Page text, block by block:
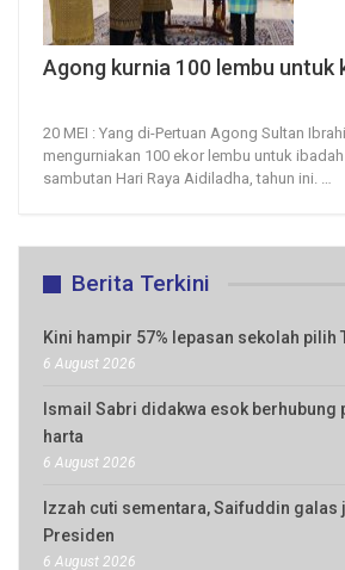
Agong kurnia 100 lembu untuk
20 MEI : Yang di-Pertuan Agong Sultan
mengurniakan 100 ekor lembu untuk
sambutan Hari Raya Aidiladha, tahun ini. …
Berita Terkini
Kini hampir 57% lepasan sekolah pilih
6 August 2026
Ismail Sabri didakwa esok berhubung
harta
6 August 2026
Izzah cuti sementara, Saifuddin galas
Presiden
6 August 2026